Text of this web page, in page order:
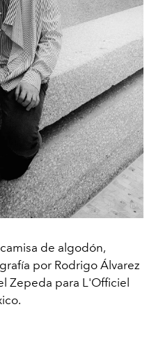
de algodón,
por Rodrigo Álvarez
Zepeda para L'Officiel